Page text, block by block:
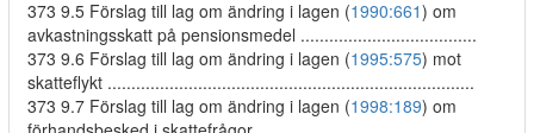
373 9.5 Förslag till lag om ändring i lagen (1990:661) om
avkastningsskatt på pensionsmedel .....................................
373 9.6 Förslag till lag om ändring i lagen (1995:575) mot
skatteflykt .............................................................................
373 9.7 Förslag till lag om ändring i lagen (1998:189) om